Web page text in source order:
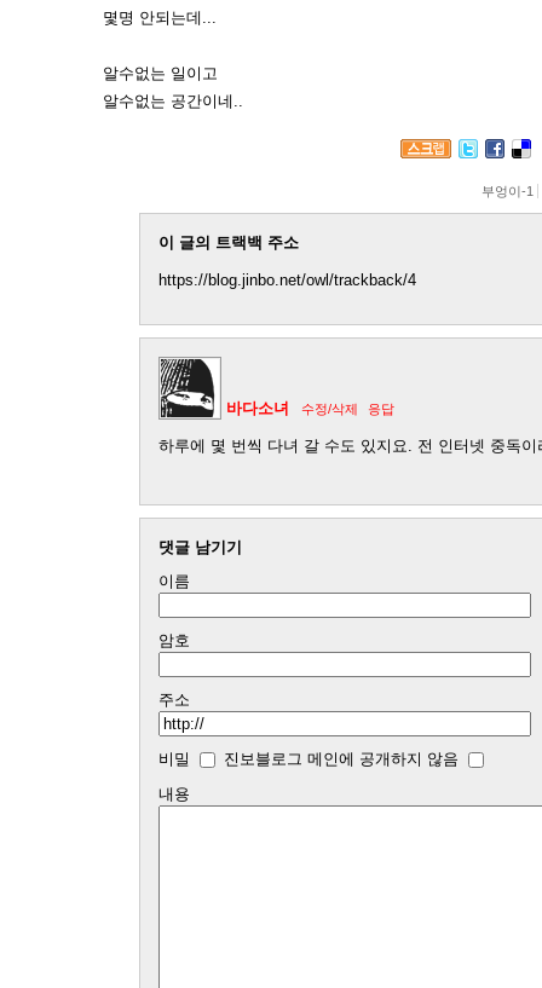
몇명 안되는데...
알수없는 일이고
알수없는 공간이네..
부엉이-1
이 글의 트랙백 주소
https://blog.jinbo.net/owl/trackback/4
바다소녀 수정/삭제 응답
하루에 몇 번씩 다녀 갈 수도 있지요. 전 인터넷 중독이
댓글 남기기
이름
암호
주소
비밀
진보블로그 메인에 공개하지 않음
내용